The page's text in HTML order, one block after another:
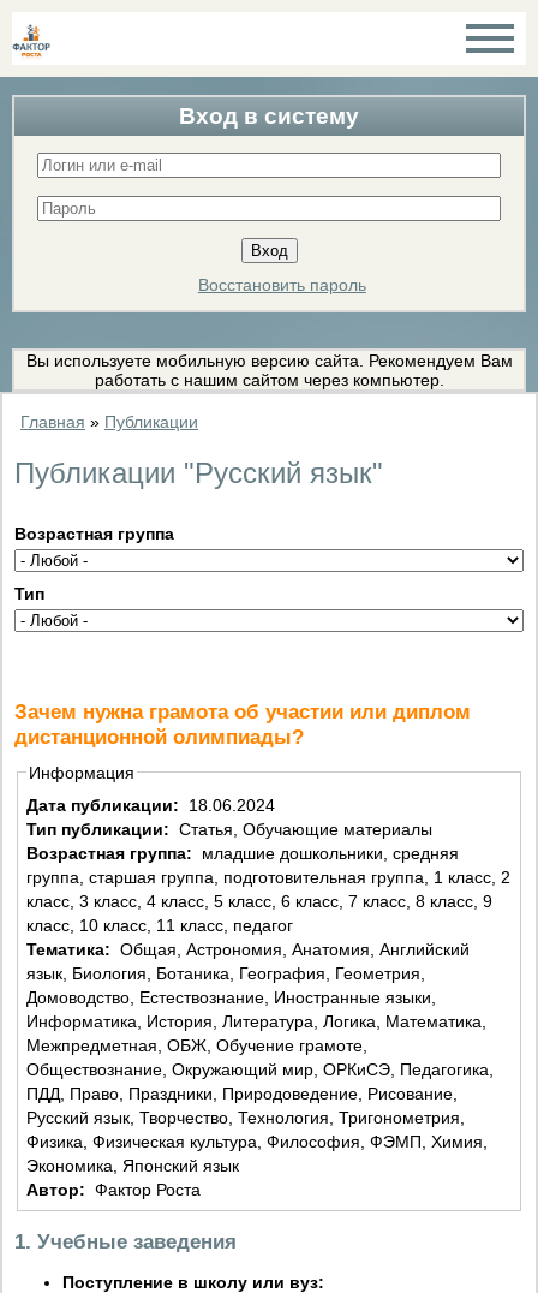
Вход в систему
Восстановить пароль
Вы используете мобильную версию сайта. Рекомендуем Вам
работать с нашим сайтом через компьютер.
Главная » Публикации
Публикации "Русский язык"
Возрастная группа
Тип
Зачем нужна грамота об участии или диплом
дистанционной олимпиады?
Информация
Дата публикации:
18.06.2024
Тип публикации: Статья, Обучающие материалы
Возрастная группа:
группа, старшая группа, подготовительная группа, 1 класс, 2
класс, 3 класс, 4 класс, 5 класс, 6 класс, 7 класс, 8 класс, 9
класс, 10 класс, 11 класс, педагог
Тематика: Общая, Астрономия, Анатомия, Английский
язык, Биология, Ботаника, География, Геометрия,
Домоводство, Естествознание, Иностранные языки,
Информатика, История, Литература, Логика, Математика,
Межпредметная, ОБЖ, Обучение грамоте,
Обществознание, Окружающий мир, ОРКиСЭ, Педагогика,
ПДД, Право, Праздники, Природоведение, Рисование,
Русский язык, Творчество, Технология, Тригонометрия,
Физика, Физическая культура, Философия, ФЭМП, Химия,
Экономика, Японский язык
Автор: Фактор Роста
1. Учебные заведения
Поступление в школу или вуз: